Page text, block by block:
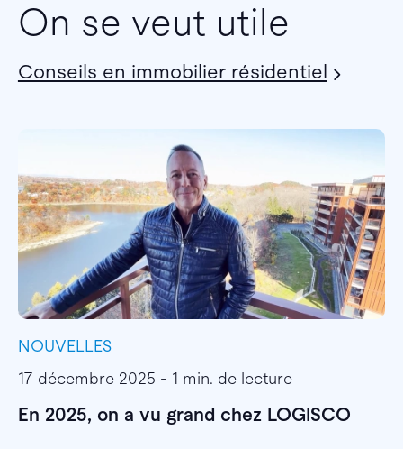
On se veut utile
Conseils en immobilier résidentiel
NOUVELLES
17 décembre 2025 - 1 min. de lecture
En 2025, on a vu grand chez LOGISCO